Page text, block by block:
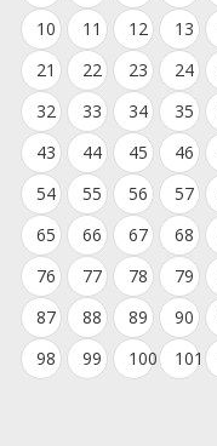
10
11 12 13
21
22 23 24
32
33 34 35
43
44 45 46
54
55 56 57
65
66 67 68
76
77 78 79
87
88 89 90
98
99 100 101